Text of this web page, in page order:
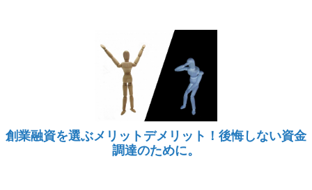
創業融資を選ぶメリットデメリット！後悔しない資金
調達のために。